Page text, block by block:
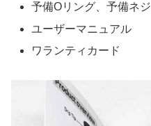
予備Oリング、予備ネジ
ユーザーマニュアル
ワランティカード